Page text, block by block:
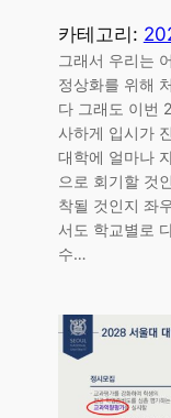
카테고리:
그래서 우리는
정상화를 위해
다 그래도 이번
사하게 입시가
대학에 얼마나
으로 회기할 것
착될 것인지 좌
서도 학교별로
수…